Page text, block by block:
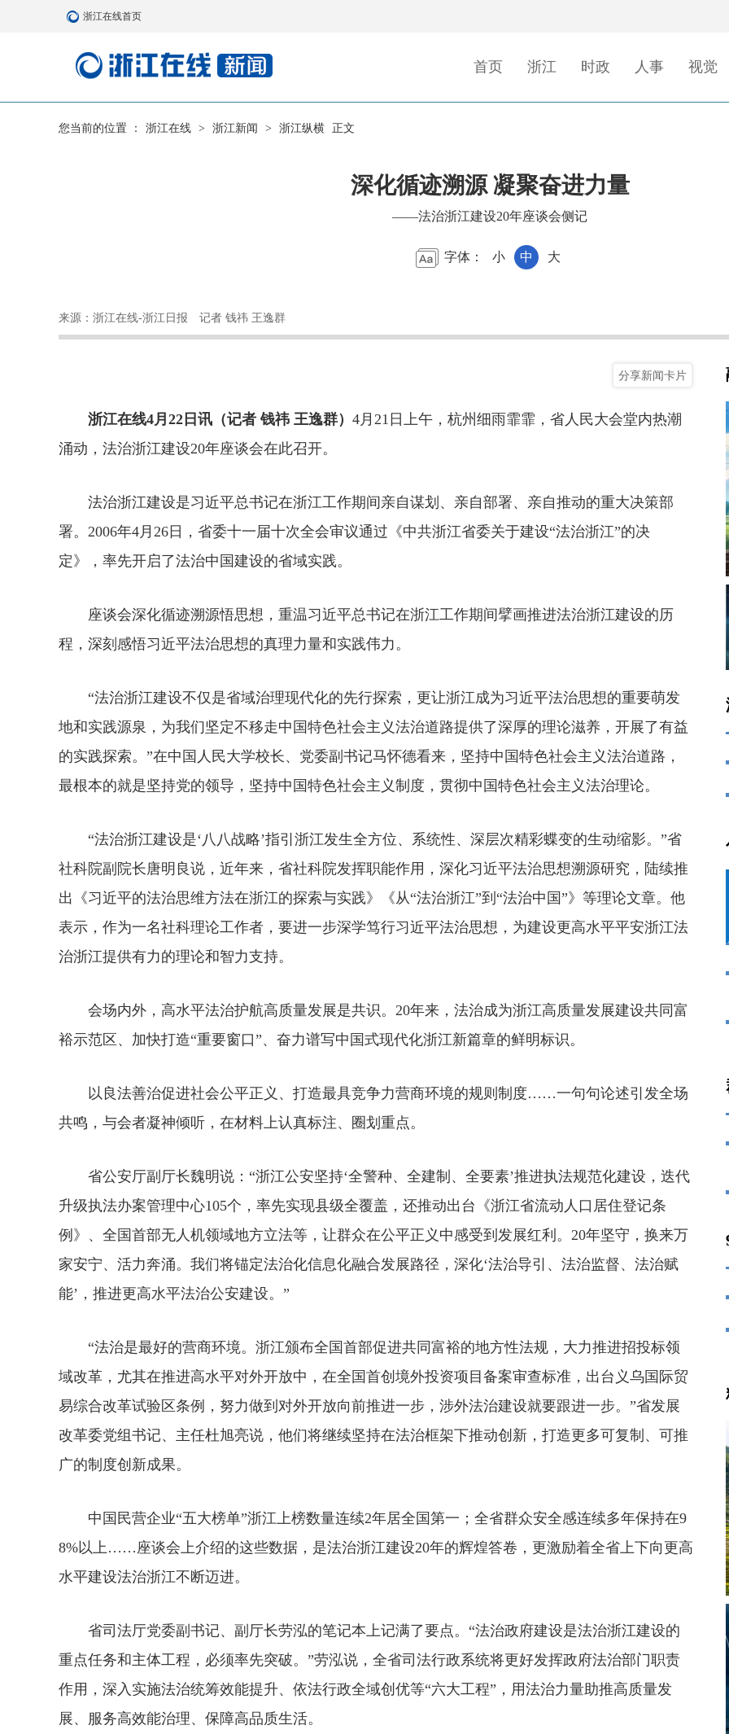
浙江在线首页
首页 浙江 时政 人事 视觉
您当前的位置 ： 浙江在线 > 浙江新闻 > 浙江纵横 正文
深化循迹溯源 凝聚奋进力量
——法治浙江建设20年座谈会侧记
字体： 小 中 大
来源：浙江在线-浙江日报 记者 钱祎 王逸群
分享新闻卡片
浙江在线4月22日讯（记者 钱祎 王逸群） 4月21日上午，杭州细雨霏霏，省人民大会堂内热潮
涌动，法治浙江建设20年座谈会在此召开。
法治浙江建设是习近平总书记在浙江工作期间亲自谋划、亲自部署、亲自推动的重大决策部
署。2006年4月26日，省委十一届十次全会审议通过《中共浙江省委关于建设“法治浙江”的决
定》，率先开启了法治中国建设的省域实践。
座谈会深化循迹溯源悟思想，重温习近平总书记在浙江工作期间擘画推进法治浙江建设的历
程，深刻感悟习近平法治思想的真理力量和实践伟力。
“法治浙江建设不仅是省域治理现代化的先行探索，更让浙江成为习近平法治思想的重要萌发
地和实践源泉，为我们坚定不移走中国特色社会主义法治道路提供了深厚的理论滋养，开展了有益
的实践探索。”在中国人民大学校长、党委副书记马怀德看来，坚持中国特色社会主义法治道路，
最根本的就是坚持党的领导，坚持中国特色社会主义制度，贯彻中国特色社会主义法治理论。
“法治浙江建设是‘八八战略’指引浙江发生全方位、系统性、深层次精彩蝶变的生动缩影。”省
社科院副院长唐明良说，近年来，省社科院发挥职能作用，深化习近平法治思想溯源研究，陆续推
出《习近平的法治思维方法在浙江的探索与实践》《从“法治浙江”到“法治中国”》等理论文章。他
表示，作为一名社科理论工作者，要进一步深学笃行习近平法治思想，为建设更高水平平安浙江法
治浙江提供有力的理论和智力支持。
会场内外，高水平法治护航高质量发展是共识。20年来，法治成为浙江高质量发展建设共同富
裕示范区、加快打造“重要窗口”、奋力谱写中国式现代化浙江新篇章的鲜明标识。
以良法善治促进社会公平正义、打造最具竞争力营商环境的规则制度……一句句论述引发全场
共鸣，与会者凝神倾听，在材料上认真标注、圈划重点。
省公安厅副厅长魏明说：“浙江公安坚持‘全警种、全建制、全要素’推进执法规范化建设，迭代
升级执法办案管理中心105个，率先实现县级全覆盖，还推动出台《浙江省流动人口居住登记条
例》、全国首部无人机领域地方立法等，让群众在公平正义中感受到发展红利。20年坚守，换来万
家安宁、活力奔涌。我们将锚定法治化信息化融合发展路径，深化‘法治导引、法治监督、法治赋
能’，推进更高水平法治公安建设。”
“法治是最好的营商环境。浙江颁布全国首部促进共同富裕的地方性法规，大力推进招投标领
域改革，尤其在推进高水平对外开放中，在全国首创境外投资项目备案审查标准，出台义乌国际贸
易综合改革试验区条例，努力做到对外开放向前推进一步，涉外法治建设就要跟进一步。”省发展
改革委党组书记、主任杜旭亮说，他们将继续坚持在法治框架下推动创新，打造更多可复制、可推
广的制度创新成果。
中国民营企业“五大榜单”浙江上榜数量连续2年居全国第一；全省群众安全感连续多年保持在9
8%以上……座谈会上介绍的这些数据，是法治浙江建设20年的辉煌答卷，更激励着全省上下向更高
水平建设法治浙江不断迈进。
省司法厅党委副书记、副厅长劳泓的笔记本上记满了要点。“法治政府建设是法治浙江建设的
重点任务和主体工程，必须率先突破。”劳泓说，全省司法行政系统将更好发挥政府法治部门职责
作用，深入实施法治统筹效能提升、依法行政全域创优等“六大工程”，用法治力量助推高质量发
展、服务高效能治理、保障高品质生活。